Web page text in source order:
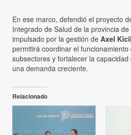
En ese marco, defendió el proyecto
Integrado de Salud de la provincia
impulsado por la gestión de Axel
permitirá coordinar el funcionamiento
subsectores y fortalecer la
una demanda creciente.
Relacionado